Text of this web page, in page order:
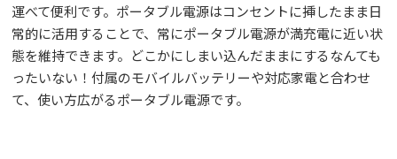
運べて便利です。ポータブル電源はコンセントに挿したまま日
常的に活用することで、常にポータブル電源が満充電に近い状
態を維持できます。どこかにしまい込んだままにするなんても
ったいない！付属のモバイルバッテリーや対応家電と合わせ
て、使い方広がるポータブル電源です。